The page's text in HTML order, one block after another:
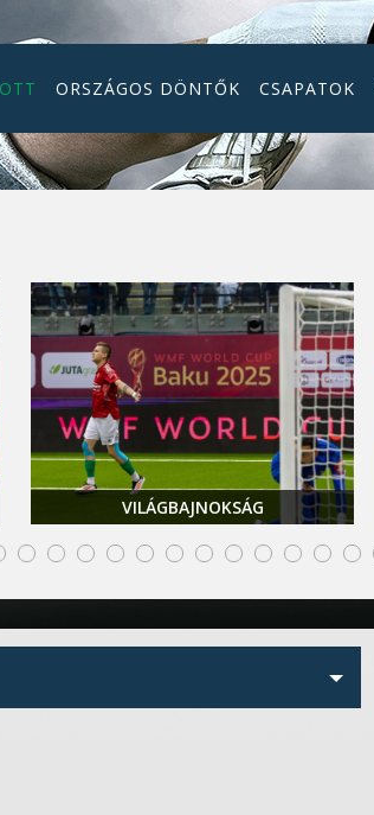
ORSZÁGOS DÖNTŐK CSAPATOK
VILÁGBAJNOKSÁG